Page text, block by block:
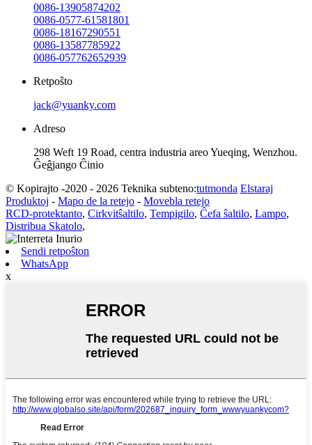
0086-13905874202
0086-0577-61581801
0086-18167290551
0086-13587785922
0086-057762652939
Retpoŝto
jack@yuanky.com
Adreso
298 Weft 19 Road, centra industria areo Yueqing, Wenzhou.
Ĝeĝjango Ĉinio
© Kopirajto -2020 - 2026 Teknika subteno:tutmonda Elstaraj
Produktoj - Mapo de la retejo - Movebla retejo
RCD-protektanto, Cirkvitŝaltilo, Tempigilo, Ĉefa ŝaltilo, Lampo,
Distribua Skatolo,
Sendi retpoŝton
WhatsApp
x